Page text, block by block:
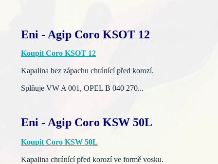
Eni - Agip Coro KSOT 12
Koupit Coro KSOT 12
Kapalina bez zápachu chránící před korozí.
Splňuje VW A 001, OPEL B 040 270...
Eni - Agip Coro KSW 50L
Koupit Coro KSW 50L
Kapalina chránící před korozí ve formě vosku.